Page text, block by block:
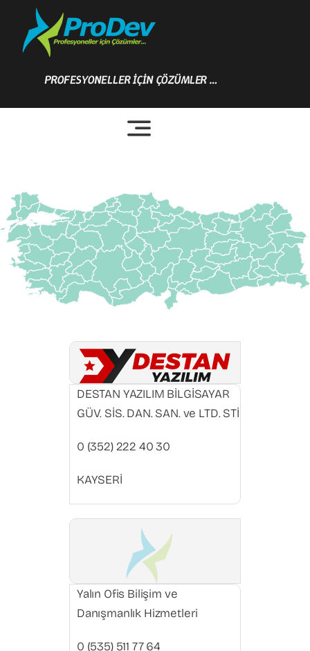
content
PROFESYONELLER İÇİN ÇÖZÜMLER …
DESTAN YAZILIM BİLGİSAYAR
GÜV. SİS. DAN. SAN. ve LTD. STİ
0 (352) 222 40 30
KAYSERİ
Yalın Ofis Bilişim ve
Danışmanlık Hizmetleri
0 (535) 511 77 64